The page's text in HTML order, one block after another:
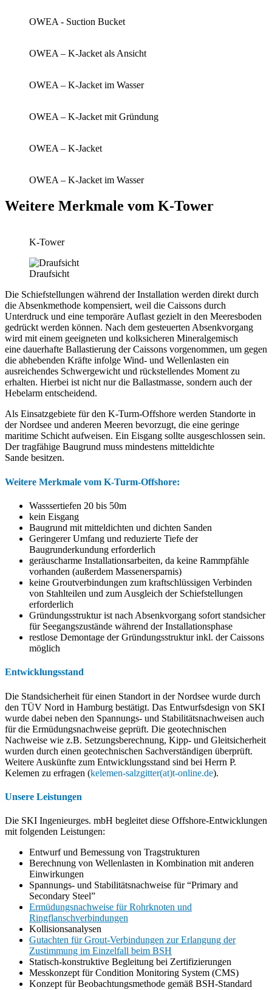
OWEA - Suction Bucket
OWEA – K-Jacket als Ansicht
OWEA – K-Jacket im Wasser
OWEA – K-Jacket mit Gründung
OWEA – K-Jacket
OWEA – K-Jacket im Wasser
Weitere Merkmale vom K-Tower
K-Tower
Draufsicht
Die Schiefstellungen während der Installation werden direkt durch
die Absenkmethode kompensiert, weil die Caissons durch
Unterdruck und eine temporäre Auflast gezielt in den Meeresboden
gedrückt werden können. Nach dem gesteuerten Absenkvorgang
wird mit einem geeigneten und kolksicheren Mineralgemisch
eine dauerhafte Ballastierung der Caissons vorgenommen, um gegen
die abhebenden Kräfte infolge Wind- und Wellenlasten ein
ausreichendes Schwergewicht und rückstellendes Moment zu
erhalten. Hierbei ist nicht nur die Ballastmasse, sondern auch der
Hebelarm entscheidend.
Als Einsatzgebiete für den K-Turm-Offshore werden Standorte in
der Nordsee und anderen Meeren bevorzugt, die eine geringe
maritime Schicht aufweisen. Ein Eisgang sollte ausgeschlossen sein.
Der tragfähige Baugrund muss mindestens mitteldichte
Sande besitzen.
Weitere Merkmale vom K-Turm-Offshore:
Wasssertiefen 20 bis 50m
kein Eisgang
Baugrund mit mitteldichten und dichten Sanden
Geringerer Umfang und reduzierte Tiefe der
Baugrunderkundung erforderlich
geräuscharme Installationsarbeiten, da keine Rammpfähle
vorhanden (außerdem Massenersparnis)
keine Groutverbindungen zum kraftschlüssigen Verbinden
von Stahlteilen und zum Ausgleich der Schiefstellungen
erforderlich
Gründungsstruktur ist nach Absenkvorgang sofort standsicher
für Seegangszustände während der Installationsphase
restlose Demontage der Gründungsstruktur inkl. der Caissons
möglich
Entwicklungsstand
Die Standsicherheit für einen Standort in der Nordsee wurde durch
den TÜV Nord in Hamburg bestätigt. Das Entwurfsdesign von SKI
wurde dabei neben den Spannungs- und Stabilitätsnachweisen auch
für die Ermüdungsnachweise geprüft. Die geotechnischen
Nachweise wie z.B. Setzungsberechnung, Kipp- und Gleitsicherheit
wurden durch einen geotechnischen Sachverständigen überprüft.
Weitere Auskünfte zum Entwicklungsstand sind bei Herrn P.
Kelemen zu erfragen (kelemen-salzgitter(at)t-online.de).
Unsere Leistungen
Die SKI Ingenieurges. mbH begleitet diese Offshore-Entwicklungen
mit folgenden Leistungen:
Entwurf und Bemessung von Tragstrukturen
Berechnung von Wellenlasten in Kombination mit anderen
Einwirkungen
Spannungs- und Stabilitätsnachweise für “Primary and
Secondary Steel”
Ermüdungsnachweise für Rohrknoten und
Ringflanschverbindungen
Kollisionsanalysen
Gutachten für Grout-Verbindungen zur Erlangung der
Zustimmung im Einzelfall beim BSH
Statisch-konstruktive Begleitung bei Zertifizierungen
Messkonzept für Condition Monitoring System (CMS)
Konzept für Beobachtungsmethode gemäß BSH-Standard